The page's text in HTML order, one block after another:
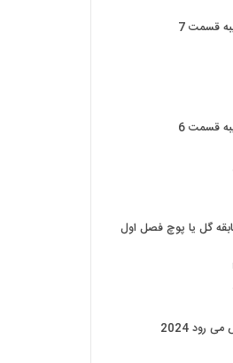
قسمت 7
قسمت 6
گل یا پوچ فصل اول
رود 2024